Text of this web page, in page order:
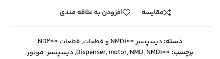
مقایسه
افزودن به علاقه مندی
دسته:دیسپنسر NMD100 و قطعات ,قطعات ND200
برچسب:
Dispenser, motor, NMD, NMD100
,دیسپنسر,موتور